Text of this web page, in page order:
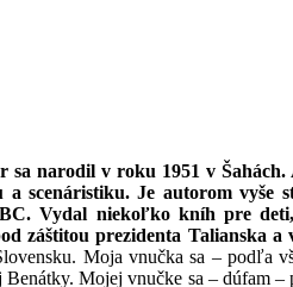
sa narodil v roku 1951 v
scenáristiku. Je autorom vyše
Vydal niekoľko kníh pre
záštitou prezidenta Talianska
Moja vnučka sa –
Mojej vnučke sa – dúfam